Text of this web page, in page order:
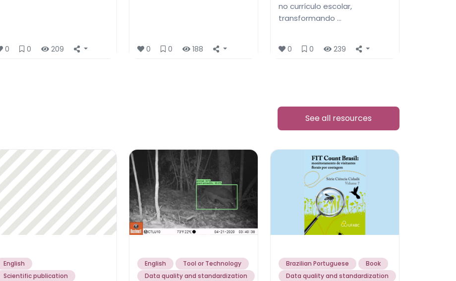
0 0 209 0 0 188
no currículo escolar,
transformando …
0 0 239
See all resources
English
Scientific publication
English
Tool or Technology
Data quality and standardization
Brazilian Portuguese
Book
Data quality and standardization